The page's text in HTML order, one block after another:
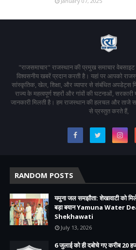
"राजसमाचार" राजस्थान की प्रमुख समाचार
विश्वसनीय खबरें प्रदान करती है। यहां पर आपको
सांस्कृतिक, खेल, शिक्षा, और व्यापार से संबंधित अपडेट्स
राज्य के महत्वपूर्ण शहरों और गांवों की घटनाओं,
जानकारी मिलती है। हम राजस्थान की हलचल और ताजे
से प्रस्तुत करते हैं,
RANDOM POSTS
यमुना जल समझौता: शेखावाटी को
बड़ा बयान Yamuna Water
Shekhawati
July 13, 2026
6 जुलाई को ही दबोचे गए करीब 20